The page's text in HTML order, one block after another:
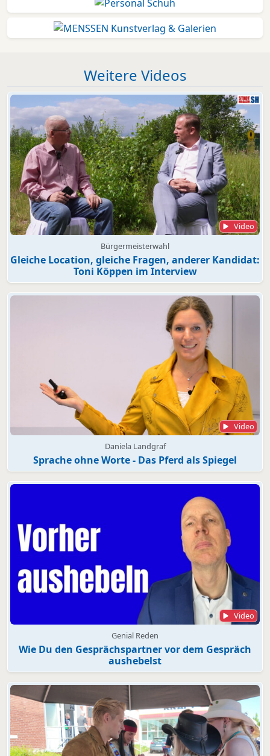
Weitere Videos
Video
Bürgermeisterwahl
Gleiche Location, gleiche Fragen, anderer Kandidat:
Toni Köppen im Interview
Video
Daniela Landgraf
Sprache ohne Worte - Das Pferd als Spiegel
Video
Genial Reden
Wie Du den Gesprächspartner vor dem Gespräch
aushebelst